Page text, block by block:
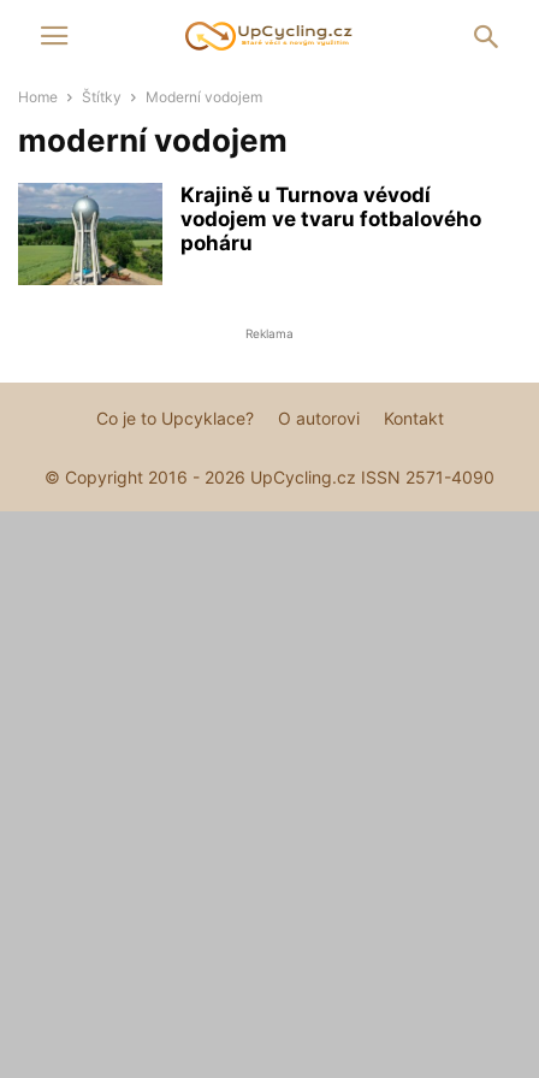
Home Štítky Moderní vodojem
moderní vodojem
Krajině u Turnova vévodí
vodojem ve tvaru fotbalového
poháru
Reklama
Co je to Upcyklace? O autorovi Kontakt
© Copyright 2016 - 2026 UpCycling.cz ISSN 2571-4090